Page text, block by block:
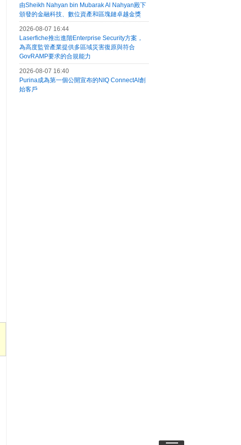
由Sheikh Nahyan bin Mubarak Al Nahyan殿下
頒發的金融科技、數位資產和區塊鏈卓越金獎
2026-08-07 16:44
Laserfiche推出進階Enterprise Security方案，
為高度監管產業提供多區域災害復原與符合
GovRAMP要求的合規能力
2026-08-07 16:40
Purina成為第一個公開宣布的NIQ ConnectAI創
始客戶